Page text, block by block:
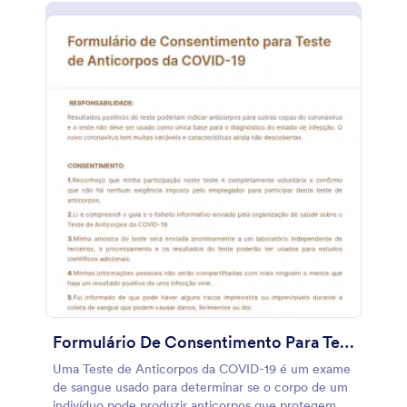
gerenciar a partir de qualquer dispositivo. A
Coronavírus para Massagem Terapêutica requer
apenas alguns cliques com nosso Criador de
formulário, imagens e elementos para criar o
formulário perfeito para seu spa. Você pode até
mesmo integrar o formulário com mais de 100
Dropbox, e Airtable, para sincronizar
automaticamente os envios recebidos a essas
contas. Ao garantir que seus clientes estejam
saudáveis antes de realizar a sessão de massagem,
você pode manter seu spa a salvo da pandemia da
COVID-19.
Formulário De Consentimento Para Teste De Anticorpos Da COVID 19
Uma Teste de Anticorpos da COVID-19 é um exame
de sangue usado para determinar se o corpo de um